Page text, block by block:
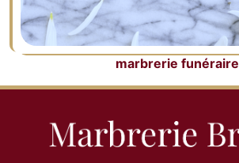
marbrerie funéraire